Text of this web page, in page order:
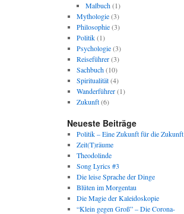
Malbuch(1)
Mythologie(3)
Philosophie(3)
Politik(1)
Psychologie(3)
Reiseführer(3)
Sachbuch(10)
Spiritualität(4)
Wanderführer(1)
Zukunft(6)
Neueste Beiträge
Politik – Eine Zukunft für die Zukunft
Zeit(T)räume
Theodolinde
Song Lyrics #3
Die leise Sprache der Dinge
Blüten im Morgentau
Die Magie der Kaleidoskopie
“Klein gegen Groß” – Die Corona-